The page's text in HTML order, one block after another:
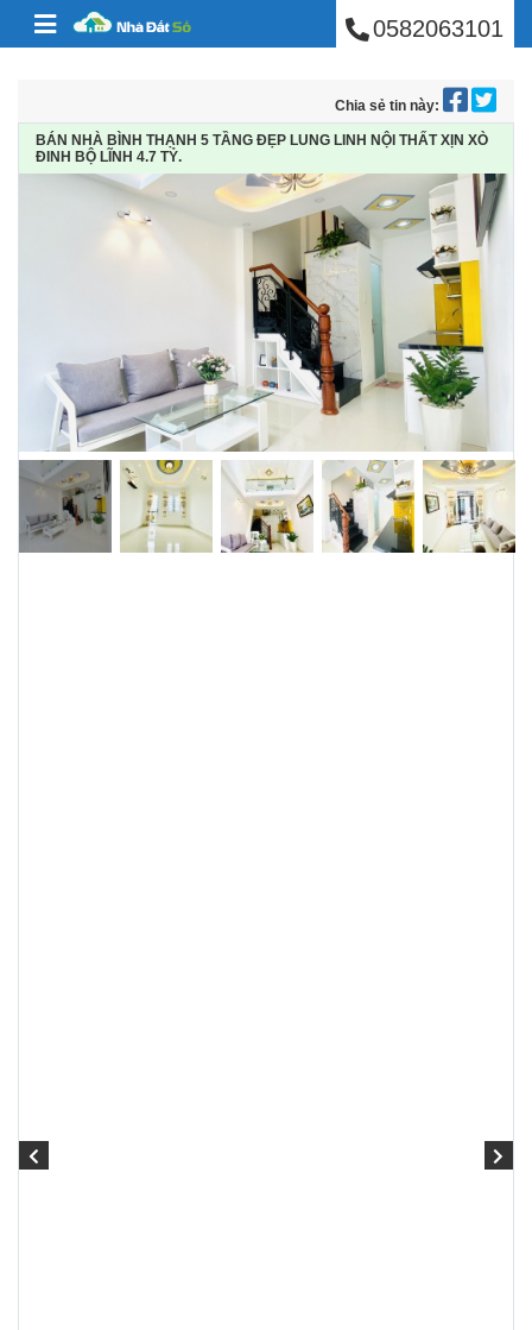
Skip to content BÁN NHÀ PHÚ0582063101
Chia sẻ tin này:
BÁN NHÀ BÌNH THẠNH 5 TẦNG ĐẸP LUNG LINH NỘI THẤT XỊN XÒ
ĐINH BỘ LĨNH 4.7 TỶ.